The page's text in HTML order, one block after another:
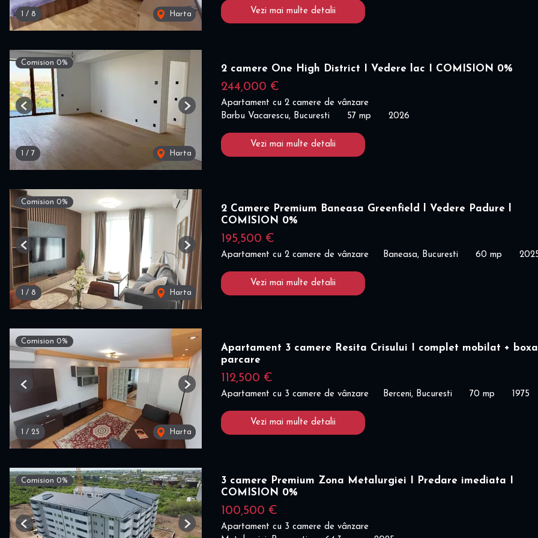
1 / 8 Harta Vezi mai multe detalii
Comision 0%
1 / 7 Harta
Previous Next
2 camere One High District I Vedere lac I COMISION 0%
244,000 €
Apartament cu 2 camere de vânzare
Barbu Vacarescu, Bucuresti
57 mp 2026
Vezi mai multe detalii
Comision 0%
1 / 8 Harta
Previous Next
2 Camere Premium Baneasa Greenfield l Vedere Padure l
COMISION 0%
195,500 €
Apartament cu 2 camere de vânzare Baneasa, Bucuresti 60 mp
Vezi mai multe detalii
Comision 0%
1 / 25 Harta
Previous Next
Apartament 3 camere Resita Crisului I complet mobilat +
parcare
112,500 €
Apartament cu 3 camere de vânzare Berceni, Bucuresti 70 mp 1975
Vezi mai multe detalii
Comision 0%
Previous Next
3 camere Premium Zona Metalurgiei I Predare imediata I
COMISION 0%
100,500 €
Apartament cu 3 camere de vânzare